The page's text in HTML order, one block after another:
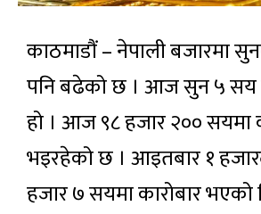
काठमाडौं – नेपाली बजारमा
पनि बढेको छ । आज सुन ५
हो । आज ९८ हजार २०० सयमा
भइरहेको छ । आइतबार १
हजार ७ सयमा कारोबार भएको